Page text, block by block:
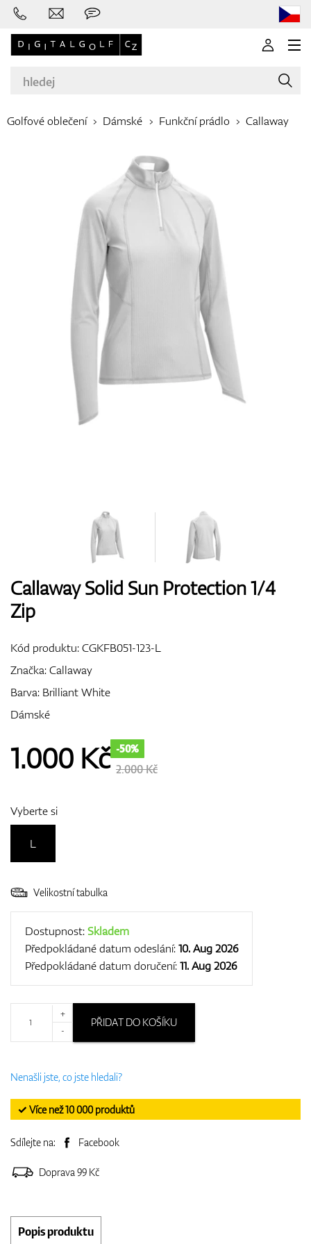
Golfové hole
Doplňky
Golfové oblečení Dámské Funkční prádlo Callaway
Callaway Solid Sun Protection 1/4
Zip
Kód produktu:CGKFB051-123-L
Značka:Callaway
Barva: Brilliant White
Dámské
1.000 Kč -50%
2.000 Kč
Vyberte si
L
Velikostní tabulka
Dostupnost:Skladem
Předpokládané datum odeslání:10. Aug 2026
Předpokládané datum doručení:11. Aug 2026
+
-
PŘIDAT DO KOŠÍKU
Nenašli jste, co jste hledali?
✓ Více než 10 000 produktů
Sdílejte na: Facebook
Doprava 99 Kč
Popis produktu